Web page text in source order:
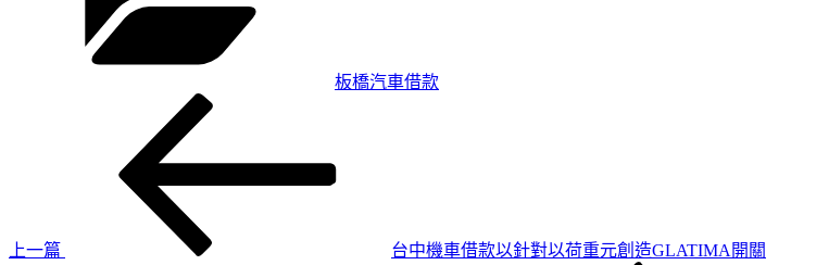
板橋汽車借款
上一篇 台中機車借款以針對以荷重元創造GLATIMA開關